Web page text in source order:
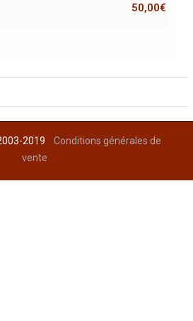
50,00€
2003-2019Conditions générales de
vente